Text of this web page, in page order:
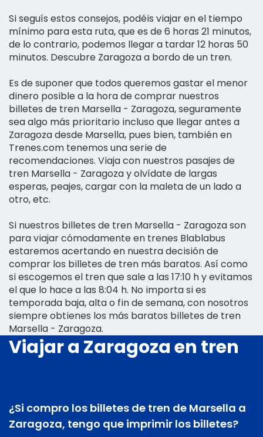
Si seguís estos consejos, podéis viajar en el tiempo
mínimo para esta ruta, que es de 6 horas 21 minutos,
de lo contrario, podemos llegar a tardar 12 horas 50
minutos. Descubre Zaragoza a bordo de un tren.
Es de suponer que todos queremos gastar el menor
dinero posible a la hora de comprar nuestros
billetes de tren Marsella - Zaragoza, seguramente
sea algo más prioritario incluso que llegar antes a
Zaragoza desde Marsella, pues bien, también en
Trenes.com tenemos una serie de
recomendaciones. Viaja con nuestros pasajes de
tren Marsella - Zaragoza y olvídate de largas
esperas, peajes, cargar con la maleta de un lado a
otro, etc.
Si nuestros billetes de tren Marsella - Zaragoza son
para viajar cómodamente en trenes Blablabus
estaremos acertando en nuestra decisión de
comprar los billetes de tren más baratos. Así como
si escogemos el tren que sale a las 17:10 h y evitamos
el que lo hace a las 8:04 h. No importa si es
temporada baja, alta o fin de semana, con nosotros
siempre obtienes los más baratos billetes de tren
Marsella - Zaragoza.
Viajar a Zaragoza en tren
¿Si compro los billetes de tren de Marsella a
Zaragoza, tengo que imprimir los billetes?